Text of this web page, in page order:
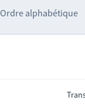
Ordre alphabétique